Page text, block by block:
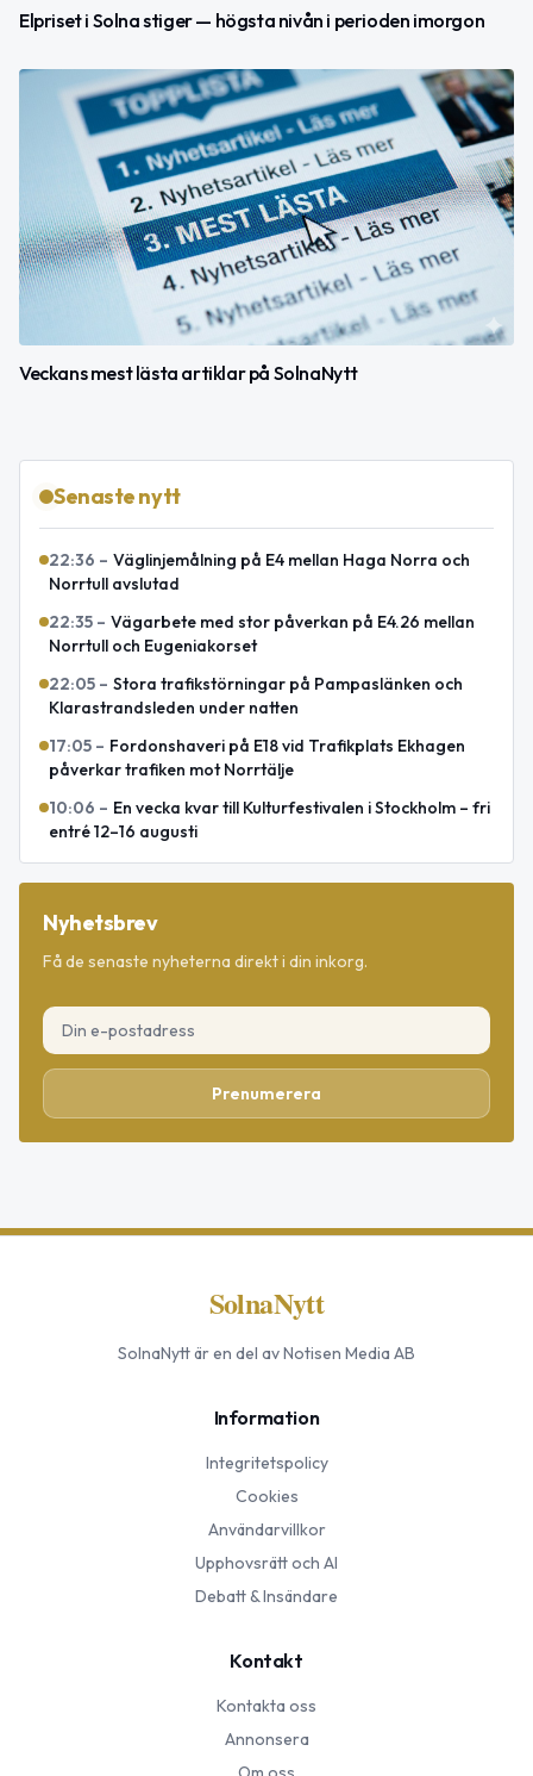
Elpriset i Solna stiger — högsta nivån i perioden imorgon
Veckans mest lästa artiklar på SolnaNytt
Senaste nytt
22:36 – Väglinjemålning på E4 mellan Haga Norra och
Norrtull avslutad
22:35 – Vägarbete med stor påverkan på E4.26 mellan
Norrtull och Eugeniakorset
22:05 – Stora trafikstörningar på Pampaslänken och
Klarastrandsleden under natten
17:05 – Fordonshaveri på E18 vid Trafikplats Ekhagen
påverkar trafiken mot Norrtälje
10:06 – En vecka kvar till Kulturfestivalen i Stockholm – fri
entré 12–16 augusti
Nyhetsbrev
Få de senaste nyheterna direkt i din inkorg.
Prenumerera
SolnaNytt
SolnaNyttär en del av Notisen Media AB
Information
Integritetspolicy
Cookies
Användarvillkor
Upphovsrätt och AI
Debatt & Insändare
Kontakt
Kontakta oss
Annonsera